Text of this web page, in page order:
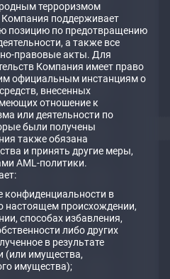
терроризмом
поддерживает
позицию по предотвращению
а также все
правовые акты. Для
Компания имеет право
официальным инстанциям о
внесенных
отношение к
или деятельности по
были получены
также обязана
и принять другие меры,
AML-политики.
конфиденциальности в
настоящем происхождении,
способах избавления,
либо других
в результате
(или имущества,
имущества);